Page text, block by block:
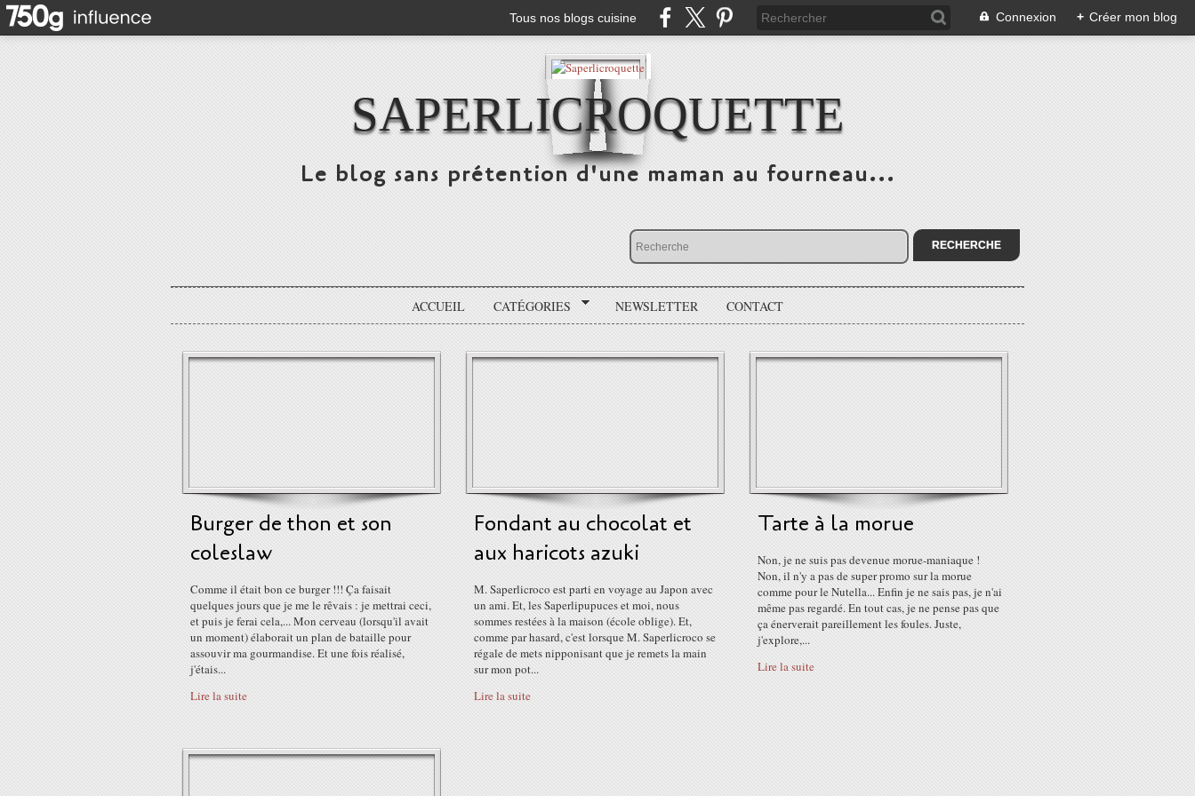
Tous nos blogs cuisine Connexion + Créer mon blog
SAPERLICROQUETTE
Le blog sans prétention d'une maman au fourneau...
ACCUEIL CATÉGORIES NEWSLETTER CONTACT
Burger de thon et son
coleslaw
Comme il était bon ce burger !!! Ça faisait
quelques jours que je me le rêvais : je mettrai ceci,
et puis je ferai cela,... Mon cerveau (lorsqu'il avait
un moment) élaborait un plan de bataille pour
assouvir ma gourmandise. Et une fois réalisé,
j'étais...
Lire la suite
Fondant au chocolat et
aux haricots azuki
M. Saperlicroco est parti en voyage au Japon avec
un ami. Et, les Saperlipupuces et moi, nous
sommes restées à la maison (école oblige). Et,
comme par hasard, c'est lorsque M. Saperlicroco se
régale de mets nipponisant que je remets la main
sur mon pot...
Lire la suite
Tarte à la morue
Non, je ne suis pas devenue morue-maniaque !
Non, il n'y a pas de super promo sur la morue
comme pour le Nutella... Enfin je ne sais pas, je n'ai
même pas regardé. En tout cas, je ne pense pas que
ça énerverait pareillement les foules. Juste,
j'explore,...
Lire la suite